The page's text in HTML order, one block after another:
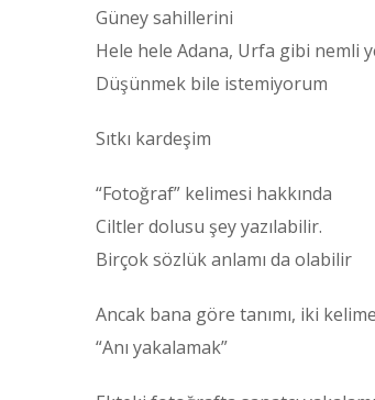
Güney sahillerini
Hele hele Adana, Urfa gibi nemli
Düşünmek bile istemiyorum
Sıtkı kardeşim
“Fotoğraf” kelimesi hakkında
Ciltler dolusu şey yazılabilir.
Birçok sözlük anlamı da olabilir
Ancak bana göre tanımı, iki
“Anı yakalamak”